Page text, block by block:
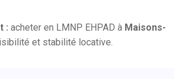
: acheter en LMNP EHPAD à Maisons-
et stabilité locative.